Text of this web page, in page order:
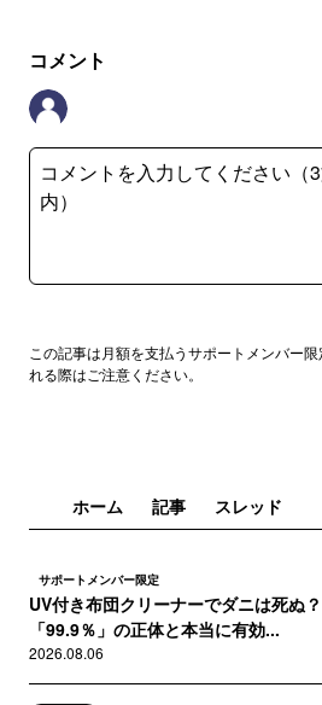
コメント
この記事は月額を支払うサポートメンバー
れる際はご注意ください。
ホーム 記事 スレッド
サポートメンバー限定
UV付き布団クリーナーでダニは死ぬ
「99.9％」の正体と本当に有効...
2026.08.06